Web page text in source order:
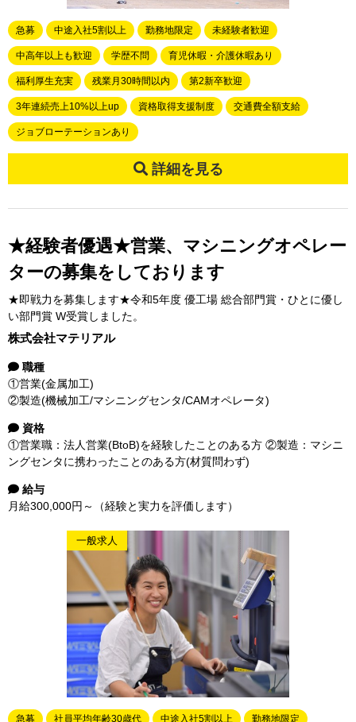
急募 中途入社5割以上 勤務地限定 未経験者歓迎
中高年以上も歓迎 学歴不問 育児休暇・介護休暇あり
福利厚生充実 残業月30時間以内 第2新卒歓迎
3年連続売上10%以上up 資格取得支援制度 交通費全額支給
ジョブローテーションあり
詳細を見る
★経験者優遇★営業、マシニングオペレー
ターの募集をしております
★即戦力を募集します★令和5年度 優工場 総合部門賞・ひとに優し
い部門賞 W受賞しました。
株式会社マテリアル
職種
①営業(金属加工)
②製造(機械加工/マシニングセンタ/CAMオペレータ)
資格
①営業職：法人営業(BtoB)を経験したことのある方 ②製造：マシニ
ングセンタに携わったことのある方(材質問わず)
給与
月給300,000円～（経験と実力を評価します）
一般求人
急募 社員平均年齢30歳代 中途入社5割以上 勤務地限定